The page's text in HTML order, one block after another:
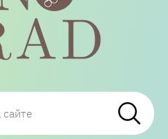
фото, отзывы,